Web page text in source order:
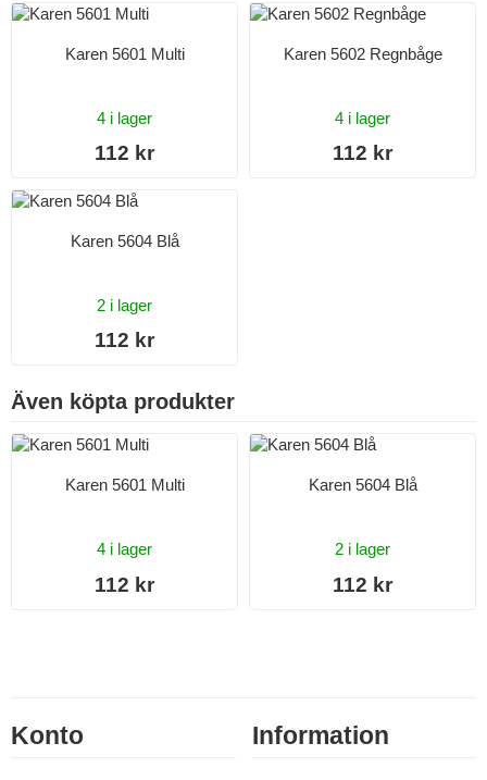
Karen 5601 Multi
4 i lager
112 kr
Karen 5602 Regnbåge
4 i lager
112 kr
Karen 5604 Blå
2 i lager
112 kr
Även köpta produkter
Karen 5601 Multi
4 i lager
112 kr
Karen 5604 Blå
2 i lager
112 kr
Konto Information